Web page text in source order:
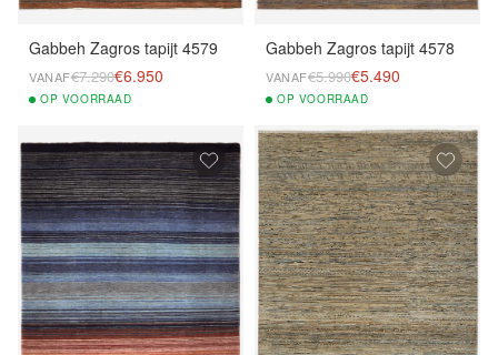
Gabbeh Zagros tapijt 4579
VANAF€7.290€6.950
OP VOORRAAD
Gabbeh Zagros tapijt 4578
VANAF€5.990€5.490
OP VOORRAAD